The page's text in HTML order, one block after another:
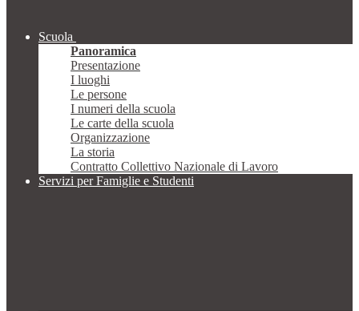
Scuola
Panoramica
Presentazione
I luoghi
Le persone
I numeri della scuola
Le carte della scuola
Organizzazione
La storia
Contratto Collettivo Nazionale di Lavoro
Servizi per Famiglie e Studenti